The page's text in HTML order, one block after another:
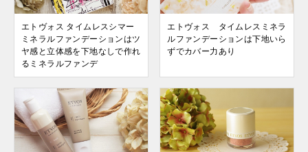
エトヴォス タイムレスシマー
ミネラルファンデーションはツ
ヤ感と立体感を下地なしで作れ
るミネラルファンデ
エトヴォス タイムレスミネラ
ルファンデーションは下地いら
ずでカバー力あり